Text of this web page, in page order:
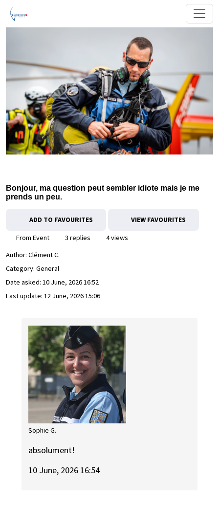
Bonjour, ma question peut sembler idiote mais je me
prends un peu.
ADD TO FAVOURITES VIEW FAVOURITES
From Event 3 replies
4 views
Author: Clément C.
Category: General
Date asked: 10 June, 2026 16:52
Last update: 12 June, 2026 15:06
Sophie G.
absolument!
10 June, 2026 16:54